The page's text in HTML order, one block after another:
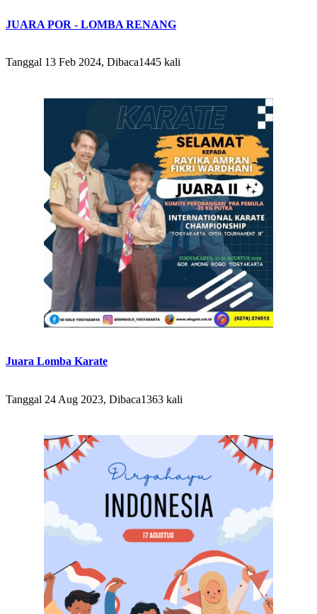
JUARA POR - LOMBA RENANG
Tanggal 13 Feb 2024, Dibaca1445 kali
Juara Lomba Karate
Tanggal 24 Aug 2023, Dibaca1363 kali